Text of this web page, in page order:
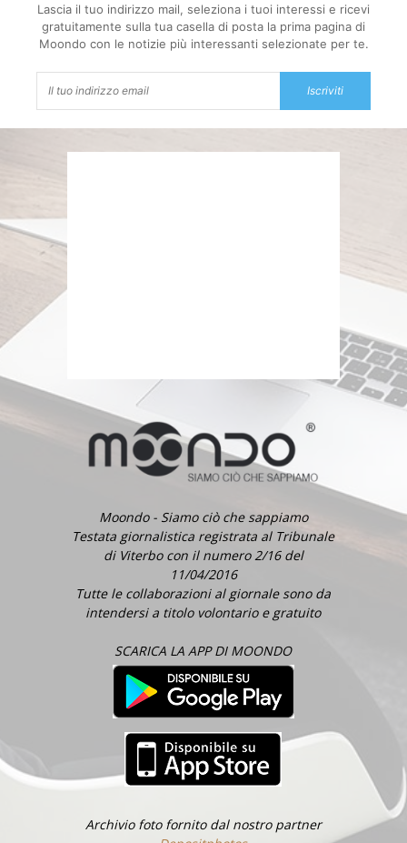
Lascia il tuo indirizzo mail, seleziona i tuoi interessi e ricevi
gratuitamente sulla tua casella di posta la prima pagina di
Moondo con le notizie più interessanti selezionate per te.
Iscriviti
Moondo - Siamo ciò che sappiamo
Testata giornalistica registrata al Tribunale
di Viterbo con il numero 2/16 del
11/04/2016
Tutte le collaborazioni al giornale sono da
intendersi a titolo volontario e gratuito
SCARICA LA APP DI MOONDO
Archivio foto fornito dal nostro partner